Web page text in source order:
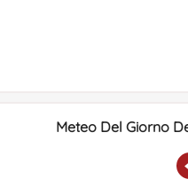
Meteo Del Giorno